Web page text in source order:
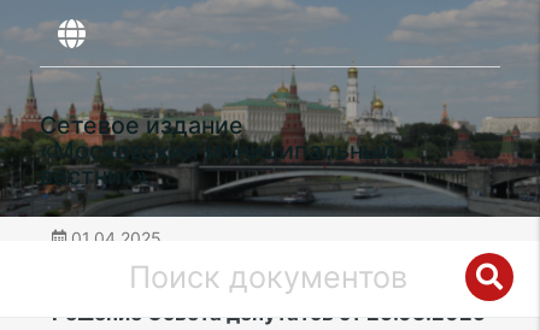
Сетевое издание
«Московский муниципальный
вестник»
01.04.2025
СВАО | Муниципальный округ Северный
Решение Совета депутатов от 25.03.2025